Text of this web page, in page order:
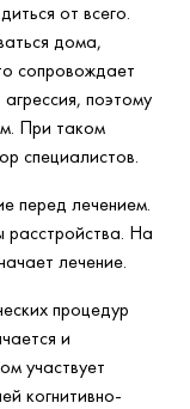
от всего.
дома,
сопровождает
поэтому
При таком
специалистов.
перед лечением.
расстройства. На
лечение.
процедур
и
участвует
когнитивно-